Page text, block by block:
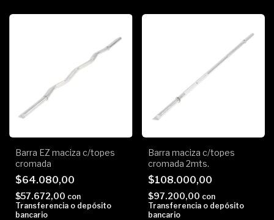
Barra EZ maciza c/topes
cromada
$64.080,00
$57.672,00 con
Transferencia o depósito
bancario
Barra maciza c/topes
cromada 2mts.
$108.000,00
$97.200,00 con
Transferencia o depósito
bancario